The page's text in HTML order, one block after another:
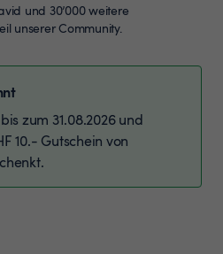
und 30’000 weitere
unserer Community.
zum 31.08.2026 und
10.- Gutschein von